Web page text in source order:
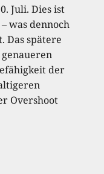
Juli. Dies ist
was dennoch
Das spätere
der
Overshoot